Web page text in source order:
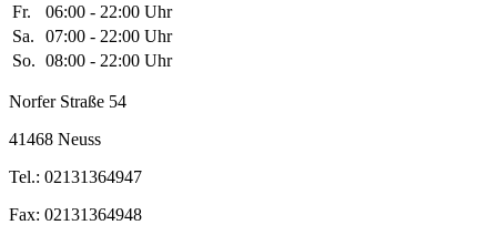
Fr.
06:00 - 22:00 Uhr
Sa.
07:00 - 22:00 Uhr
So. 08:00 - 22:00 Uhr
Norfer Straße 54
41468 Neuss
Tel.: 02131364947
Fax: 02131364948